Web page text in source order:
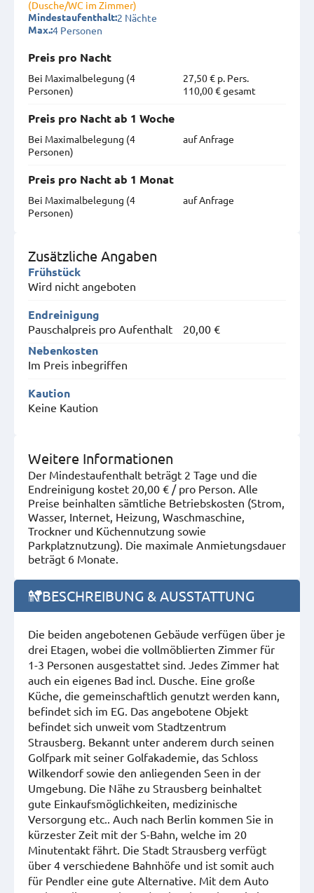
(Dusche/WC im Zimmer)
Mindestaufenthalt:2 Nächte
Max.:4 Personen
Preis pro Nacht
Bei Maximal­belegung (4
Personen)
27,50 € p. Pers.
110,00 € gesamt
Preis pro Nacht ab 1 Woche
Bei Maximal­belegung (4
Personen)
auf Anfrage
Preis pro Nacht ab 1 Monat
Bei Maximal­belegung (4
Personen)
auf Anfrage
Zusätzliche Angaben
Frühstück
Wird nicht angeboten
Endreinigung
Pauschalpreis pro Aufenthalt 20,00 €
Nebenkosten
Im Preis inbegriffen
Kaution
Keine Kaution
Weitere Informationen
Der Mindestaufenthalt beträgt 2 Tage und die
Endreinigung kostet 20,00 € / pro Person. Alle
Preise beinhalten sämtliche Betriebskosten (Strom,
Wasser, Internet, Heizung, Waschmaschine,
Trockner und Küchennutzung sowie
Parkplatznutzung). Die maximale Anmietungsdauer
beträgt 6 Monate.
BESCHREIBUNG & AUSSTATTUNG
Die beiden angebotenen Gebäude verfügen über je
drei Etagen, wobei die vollmöblierten Zimmer für
1-3 Personen ausgestattet sind. Jedes Zimmer hat
auch ein eigenes Bad incl. Dusche. Eine große
Küche, die gemeinschaftlich genutzt werden kann,
befindet sich im EG. Das angebotene Objekt
befindet sich unweit vom Stadtzentrum
Strausberg. Bekannt unter anderem durch seinen
Golfpark mit seiner Golfakademie, das Schloss
Wilkendorf sowie den anliegenden Seen in der
Umgebung. Die Nähe zu Strausberg beinhaltet
gute Einkaufsmöglichkeiten, medizinische
Versorgung etc.. Auch nach Berlin kommen Sie in
kürzester Zeit mit der S-Bahn, welche im 20
Minutentakt fährt. Die Stadt Strausberg verfügt
über 4 verschiedene Bahnhöfe und ist somit auch
für Pendler eine gute Alternative. Mit dem Auto